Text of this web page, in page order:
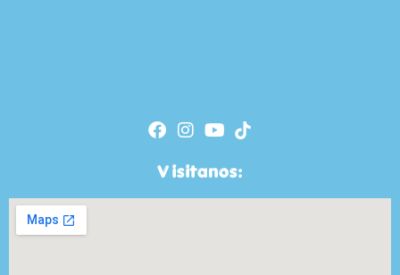
Visitanos: